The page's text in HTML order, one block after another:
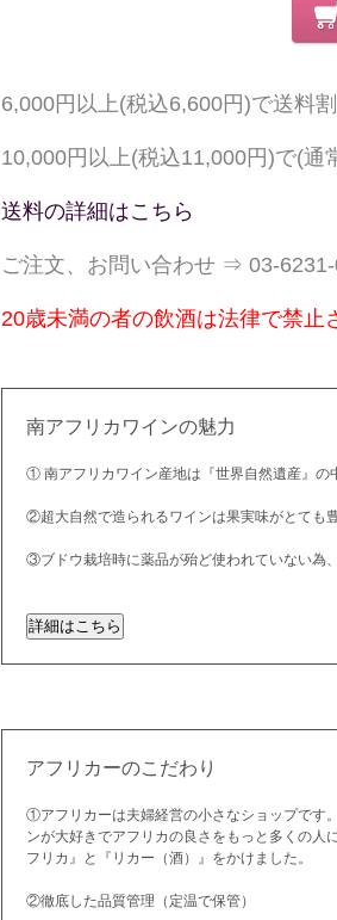
6,000円以上(税込6,600円)で送料割
10,000円以上(税込11,000円)で(通
送料の詳細はこちら
ご注文、お問い合わせ ⇒ 03-
20歳未満の者の飲酒は法律で禁止
南アフリカワインの魅力
① 南アフリカワイン産地は『世界自然遺産』の
②超大自然で造られるワインは果実味がとても
③ブドウ栽培時に薬品が殆ど使われていない為
アフリカーのこだわり
①アフリカーは夫婦経営の小さなショップです
ンが大好きでアフリカの良さをもっと多くの人
フリカ』と『リカー（酒）』をかけました。
②徹底した品質管理（定温で保管）